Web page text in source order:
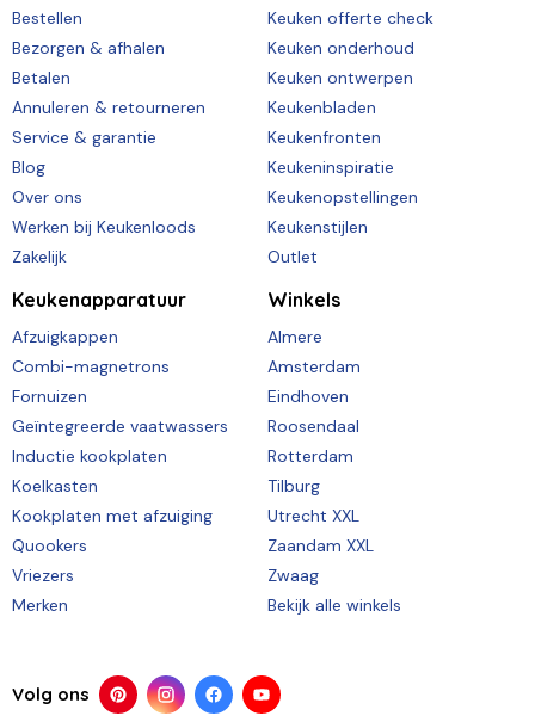
Bestellen
Bezorgen & afhalen
Betalen
Annuleren & retourneren
Service & garantie
Blog
Over ons
Werken bij Keukenloods
Zakelijk
Keuken offerte check
Keuken onderhoud
Keuken ontwerpen
Keukenbladen
Keukenfronten
Keukeninspiratie
Keukenopstellingen
Keukenstijlen
Outlet
Keukenapparatuur
Afzuigkappen
Combi-magnetrons
Fornuizen
Geïntegreerde vaatwassers
Inductie kookplaten
Koelkasten
Kookplaten met afzuiging
Quookers
Vriezers
Merken
Winkels
Almere
Amsterdam
Eindhoven
Roosendaal
Rotterdam
Tilburg
Utrecht XXL
Zaandam XXL
Zwaag
Bekijk alle winkels
Volg ons